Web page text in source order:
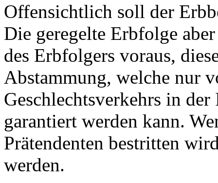
Offensichtlich soll der
Die geregelte Erbfolge
des Erbfolgers voraus,
Abstammung, welche nur
Geschlechtsverkehrs in
garantiert werden kann.
Prätendenten bestritten
werden.